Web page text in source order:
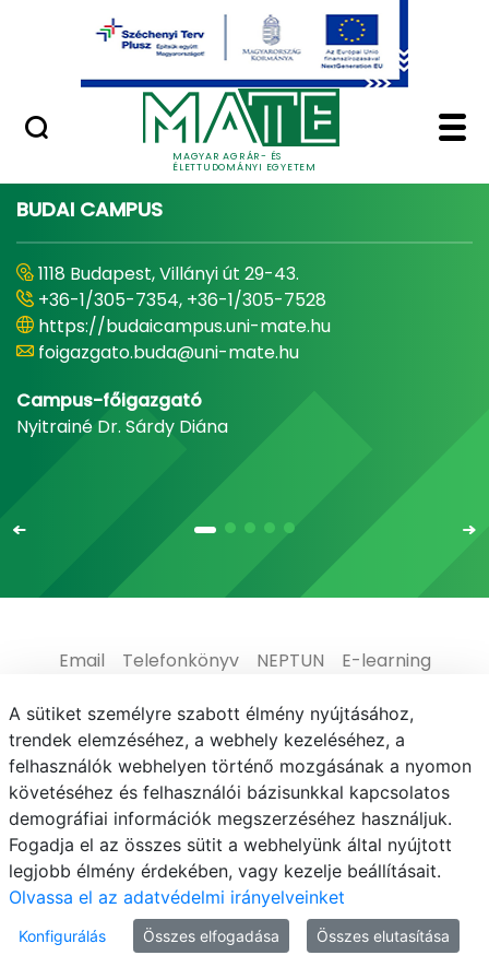
Ugrás a fő tartalomhoz
MAGYAR AGRÁR- ÉS
ÉLETTUDOMÁNYI EGYETEM
Minőségügy
Home - Magyar
BUDAI CAMPUS
1118 Budapest, Villányi út 29-43.
+36-1/305-7354, +36-1/305-7528
https://budaicampus.uni-mate.hu
foigazgato.buda@uni-mate.hu
Campus-főigazgató
Nyitrainé Dr. Sárdy Diána
Email Telefonkönyv NEPTUN
E-learning
Médiaközpont
Informatikai Igazgatóság
Adatvédelem
© MATE 2021
A sütiket személyre szabott élmény nyújtásához,
trendek elemzéséhez, a webhely kezeléséhez, a
felhasználók webhelyen történő mozgásának a nyomon
követéséhez és felhasználói bázisunkkal kapcsolatos
demográfiai információk megszerzéséhez használjuk.
Fogadja el az összes sütit a webhelyünk által nyújtott
legjobb élmény érdekében, vagy kezelje beállításait.
Olvassa el az adatvédelmi irányelveinket
Konfigurálás Összes elfogadása Összes elutasítása